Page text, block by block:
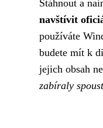
Stáhnout a
navštívit
používáte
budete mít k
jejich obsah
zabíraly